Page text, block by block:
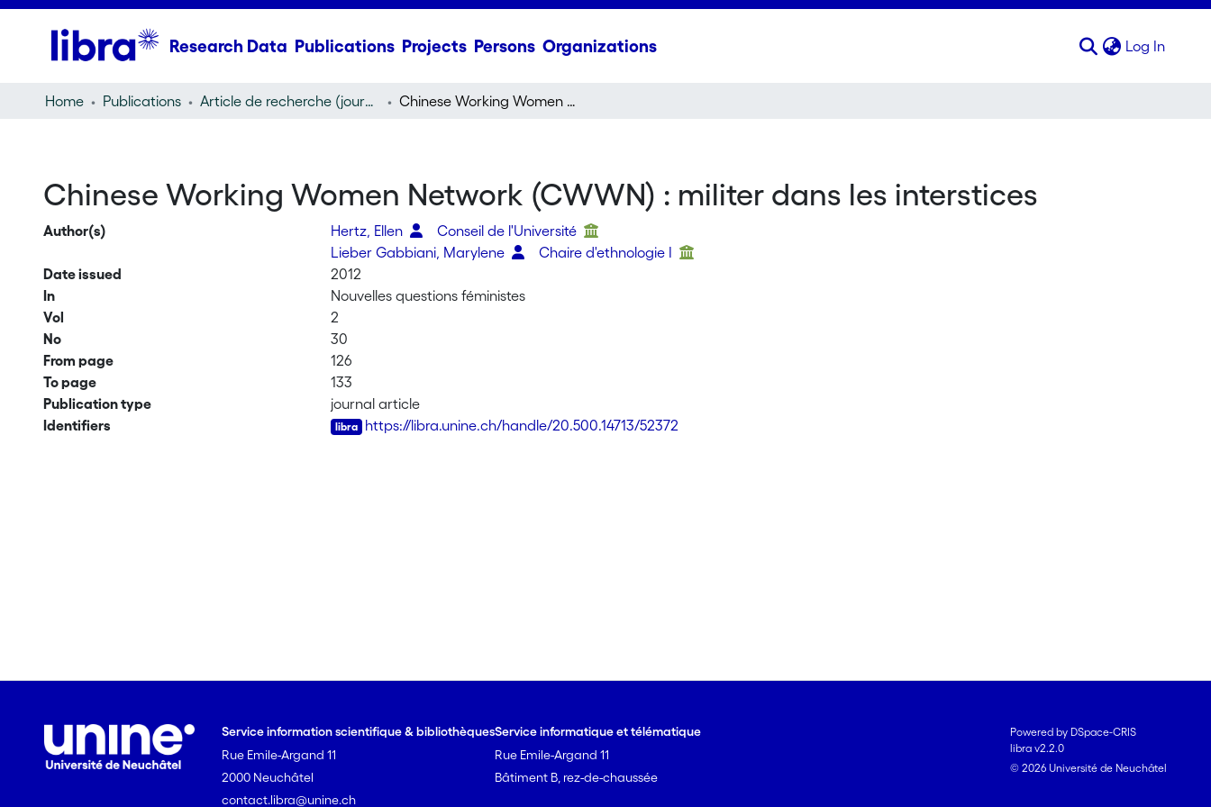
Research Data Publications Projects Persons Organizations Log In
Home Publications Article de recherche (journal article) Chinese Working Women Network (CWWN) : militer dans les interstices
Chinese Working Women Network (CWWN) : militer dans les interstices
Author(s) Hertz, Ellen
Conseil de l'Université
Lieber Gabbiani, Marylene
Chaire d'ethnologie I
Date issued
2012
In
Nouvelles questions féministes
Vol
2
No
30
From page
126
To page
133
Publication type
journal article
Identifiers
https://libra.unine.ch/handle/20.500.14713/52372
Service information scientifique & bibliothèques
Rue Emile-Argand 11
2000 Neuchâtel
contact.libra@unine.ch
Service informatique et télématique
Rue Emile-Argand 11
Bâtiment B, rez-de-chaussée
Powered by DSpace-CRIS
libra v2.2.0
© 2026 Université de Neuchâtel